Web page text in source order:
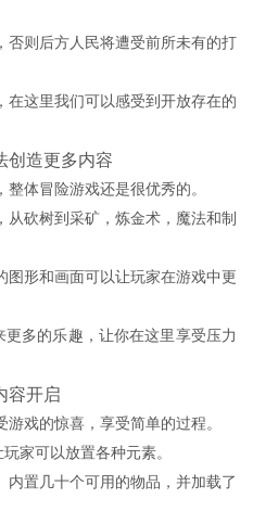
则后方人民将遭受前所未有的打
这里我们可以感受到开放存在的
创造更多内容
体冒险游戏还是很优秀的。
砍树到采矿，炼金术，魔法和制
形和画面可以让玩家在游戏中更
多的乐趣，让你在这里享受压力
容开启
戏的惊喜，享受简单的过程。
家可以放置各种元素。
置几十个可用的物品，并加载了